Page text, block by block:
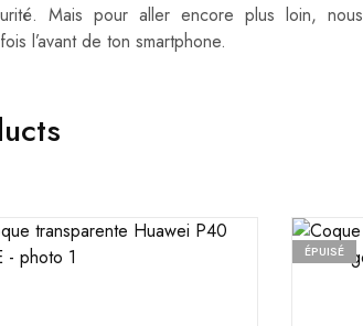
Mais pour aller encore plus loin, nous
l’avant de ton smartphone.
ÉPUISÉ